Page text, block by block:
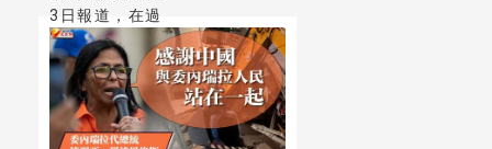
3日報道，在過
去5天內，美國
高層官員發起全
方位施壓行動，
勸阻各國參加哈
梅內伊的葬禮。